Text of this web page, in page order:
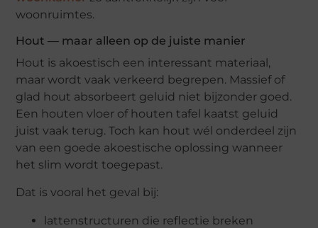
woonruimtes.
Hout — maar alleen op de juiste manier
Hout is akoestisch een interessant materiaal,
maar wordt vaak verkeerd begrepen. Massief of
glad hout absorbeert geluid niet bijzonder goed.
Een houten vloer of houten tafel kaatst geluid
juist vaak terug. Toch kan hout wél onderdeel zijn
van een goede akoestische oplossing wanneer
het slim wordt toegepast.
Dat is vooral het geval bij:
lattenstructuren die reflectie breken